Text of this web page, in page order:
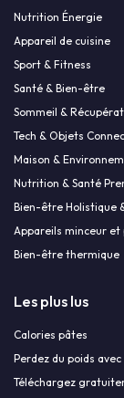
Nutrition Énergie
Appareil de cuisine
Sport & Fitness
Santé & Bien-être
Sommeil &
Tech & Objets
Maison &
Nutrition & Santé
Bien-être Holistique
Appareils minceur
Bien-être thermique
Les plus lus
Calories pâtes
Perdez du poids
Téléchargez